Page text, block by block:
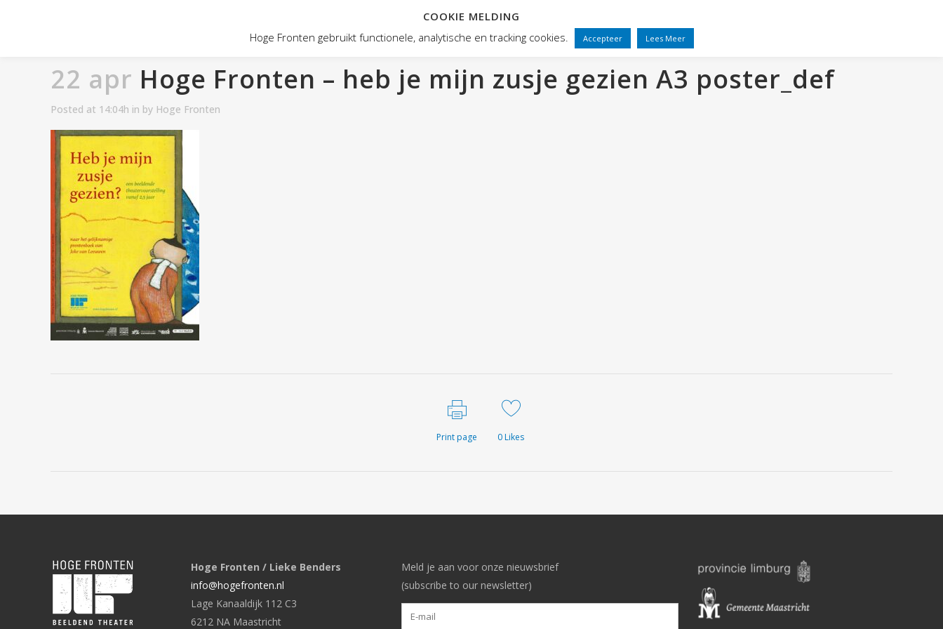
VOORSTELLINGEN PUBLIEKSWERKING
22 apr Hoge Fronten – heb je mijn zusje gezien A3 poster_def
Posted at 14:04h in by Hoge Fronten
Print page 0Likes
Hoge Fronten / Lieke Benders
info@hogefronten.nl
Lage Kanaaldijk 112 C3
6212 NA Maastricht
Meld je aan voor onze nieuwsbrief
(subscribe to our newsletter)
COOKIE MELDING
Hoge Fronten gebruikt functionele, analytische en tracking cookies.
Accepteer Lees Meer